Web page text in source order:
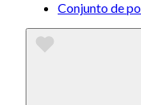
Conjunto de